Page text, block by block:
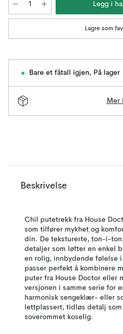
Legg i
Lagre som
Bare et fåtall igjen, På lager
Mer
Beskrivelse
Chil putetrekk fra House
som tilfører mykhet og
din. De teksturerte, ton-i-
detaljer som løfter en enkel
en rolig, innbydende følelse
passer perfekt å kombinere
puter fra House Doctor eller
versjonen i samme serie for
harmonisk sengeklær- eller
lettplassert, tidløs detalj
soverommet koselig.